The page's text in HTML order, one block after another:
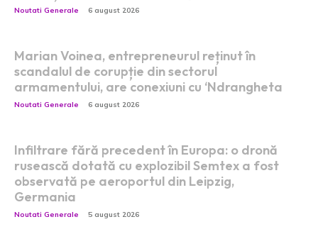
Noutati Generale 6 august 2026
Marian Voinea, entrepreneurul reținut în
scandalul de corupție din sectorul
armamentului, are conexiuni cu ‘Ndrangheta
Noutati Generale 6 august 2026
Infiltrare fără precedent în Europa: o dronă
rusească dotată cu explozibil Semtex a fost
observată pe aeroportul din Leipzig,
Germania
Noutati Generale 5 august 2026